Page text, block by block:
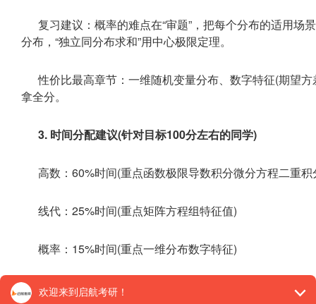
复习建议：概率的难点在“审题”，把每个分布的适用场
分布，“独立同分布求和”用中心极限定理。
性价比最高章节：一维随机变量分布、数字特征(期望
拿全分。
3. 时间分配建议(针对目标100分左右的同学)
高数：60%时间(重点函数极限导数积分微分方程二重积
线代：25%时间(重点矩阵方程组特征值)
概率：15%时间(重点一维分布数字特征)
不要因为高数难就无限投入，线代和概率的分数更好拿